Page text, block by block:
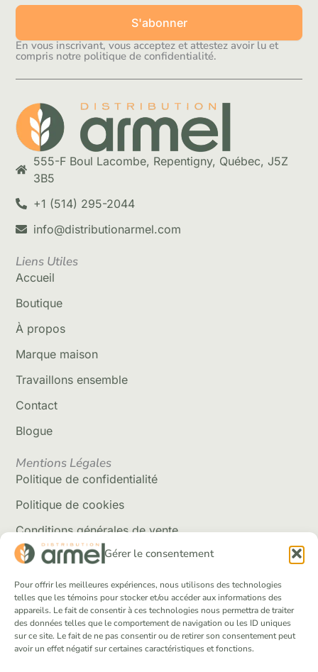
Gérer le consentement
Pour offrir les meilleures expériences, nous utilisons des technologies
telles que les témoins pour stocker et/ou accéder aux informations des
appareils. Le fait de consentir à ces technologies nous permettra de traiter
des données telles que le comportement de navigation ou les ID uniques
sur ce site. Le fait de ne pas consentir ou de retirer son consentement peut
avoir un effet négatif sur certaines caractéristiques et fonctions.
S'abonner
En vous inscrivant, vous acceptez et attestez avoir lu et
compris notre politique de confidentialité.
555-F Boul Lacombe, Repentigny, Québec, J5Z
3B5
+1 (514) 295-2044
info@distributionarmel.com
Liens Utiles
Accueil
Boutique
À propos
Marque maison
Travaillons ensemble
Contact
Blogue
Mentions Légales
Politique de confidentialité
Politique de cookies
Conditions générales de vente
Politique de livraison
Retour et rembousement
Réseaux Sociaux
Facebook
Instagram